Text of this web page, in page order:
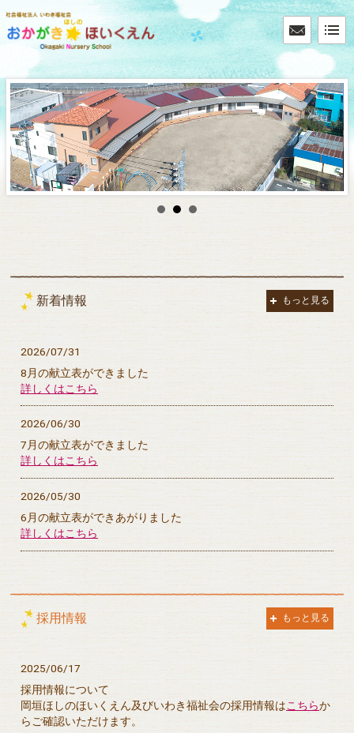
新着情報 もっと見る
2026/07/31
8月の献立表ができました
詳しくはこちら
2026/06/30
7月の献立表ができました
詳しくはこちら
2026/05/30
6月の献立表ができあがりました
詳しくはこちら
採用情報 もっと見る
2025/06/17
採用情報について
岡垣ほしのほいくえん及びいわき福祉会の採用情報はこちらか
らご確認いただけます。